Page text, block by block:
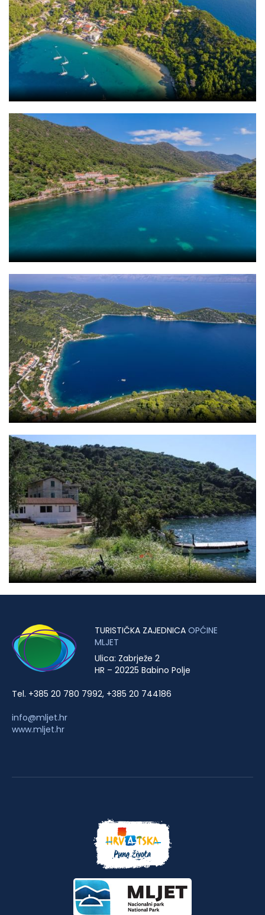
TURISTIČKA ZAJEDNICA OPĆINE
MLJET
Ulica: Zabrježe 2
HR – 20225 Babino Polje
Tel. +385 20 780 7992, +385 20 744186
info@mljet.hr
www.mljet.hr